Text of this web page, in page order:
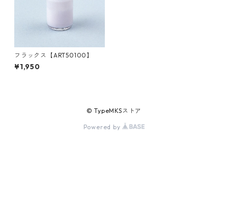
フラックス【ART50100】
¥1,950
© TypeMKSストア
Powered by